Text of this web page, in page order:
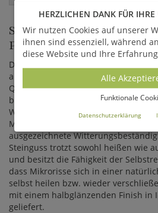
STEINGUSS BRUNNEN
PARKS UND STÄDTE
Der Gartenbrunnen wird aus
angefertigt und enthält unter
Quarz, Kalkstein und Feldspäten.
bemalt, wodurch einzigartige
Wasserspiel ist ein Unikat, welches
Materialien und eine professionelle
ausgezeichnete
Steinguss trotzt sowohl heißen wie
und besitzt die Fähigkeit der
dass Mikrorisse sich in einer
selbst heilen bzw. wieder
mit einem halbglänzenden Finish in
geliefert.
HERZLICHEN DANK FÜR IHRE
Wir nutzen Cookies auf unserer
ihnen sind essenziell, während
diese Website und Ihre
Alle
Funktionale
Datenschutzerklärung